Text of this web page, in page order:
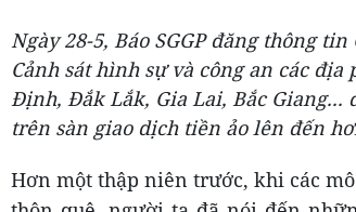
Ngày 28-5, Báo SGGP đăng thông
Cảnh sát hình sự và công an các
Định, Đắk Lắk, Gia Lai, Bắc
trên sàn giao dịch tiền ảo lên đến
Hơn một thập niên trước, khi các